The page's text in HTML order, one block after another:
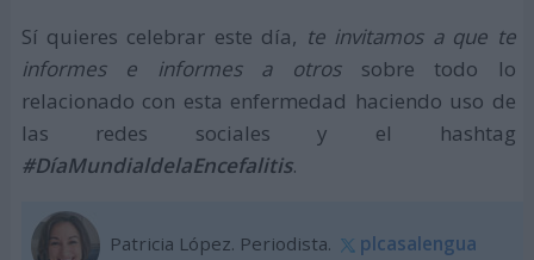
Sí quieres celebrar este día, te invitamos a que te
informes e informes a otrossobre todo lo
relacionado con esta enfermedad haciendo uso de
las redes sociales y el hashtag
#DíaMundialdelaEncefalitis.
Patricia López. Periodista.
plcasalengua